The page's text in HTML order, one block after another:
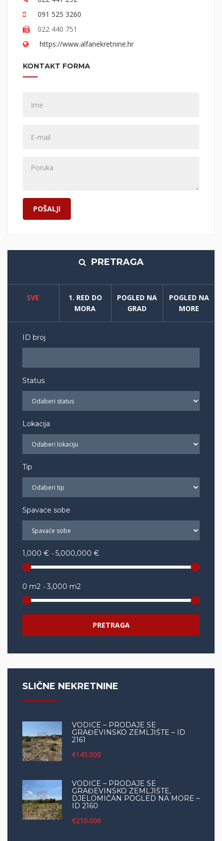
091 525 3260
022 440 751
https://www.alfanekretnine.hr
KONTAKT FORMA
POŠALJI
PRETRAGA
SVE
1. RED DO
MORA
POGLED NA
GRAD
POGLED NA
MORE
ID broj
Status
Lokacija
Tip
Spavaće sobe
1,000 € - 5,000,000 €
0 m2 - 3,000 m2
PRETRAGA
SLIČNE NEKRETNINE
VODICE – PRODAJE SE
GRAĐEVINSKO ZEMLJIŠTE – ID
2161
€145.000
VODICE – PRODAJE SE
GRAĐEVINSKO ZEMLJIŠTE,
DJELOMIČAN POGLED NA MORE –
ID 2160
€210.000